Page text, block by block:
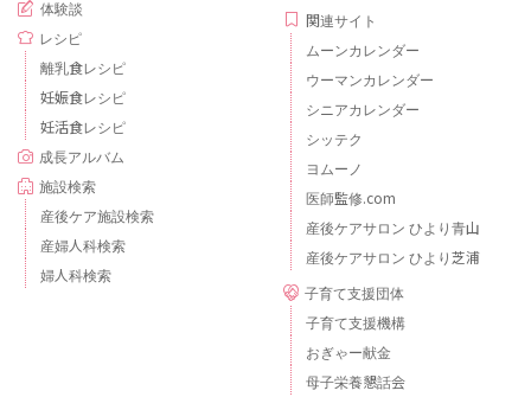
体験談
レシピ
離乳食レシピ
妊娠食レシピ
妊活食レシピ
成長アルバム
施設検索
産後ケア施設検索
産婦人科検索
婦人科検索
関連サイト
ムーンカレンダー
ウーマンカレンダー
シニアカレンダー
シッテク
ヨムーノ
医師監修.com
産後ケアサロン ひより青山
産後ケアサロン ひより芝浦
子育て支援団体
子育て支援機構
おぎゃー献金
母子栄養懇話会